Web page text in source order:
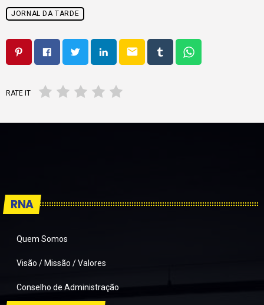
JORNAL DA TARDE
email
RATE IT
RNA
Quem Somos
Visão / Missão / Valores
Conselho de Administração